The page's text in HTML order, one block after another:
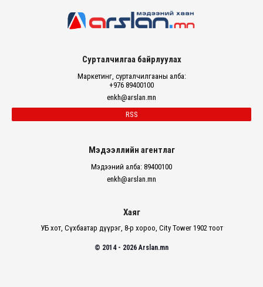
Сурталчилгаа байрлуулах
Маркетинг, сурталчилгааны алба:
+976 89400100
enkh@arslan.mn
RSS
Мэдээллийн агентлаг
Мэдээний алба: 89400100
enkh@arslan.mn
Хаяг
УБ хот, Сүхбаатар дүүрэг, 8-р хороо, City Tower 1902 тоот
© 2014 - 2026 Arslan.mn